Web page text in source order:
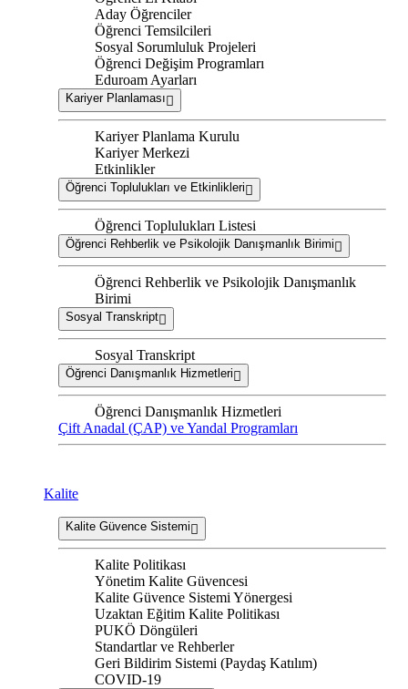
Aday Öğrenciler
Öğrenci Temsilcileri
Sosyal Sorumluluk Projeleri
Öğrenci Değişim Programları
Eduroam Ayarları
Kariyer Planlaması
Kariyer Planlama Kurulu
Kariyer Merkezi
Etkinlikler
Öğrenci Toplulukları ve Etkinlikleri
Öğrenci Toplulukları Listesi
Öğrenci Rehberlik ve Psikolojik Danışmanlık Birimi
Öğrenci Rehberlik ve Psikolojik Danışmanlık
Birimi
Sosyal Transkript
Sosyal Transkript
Öğrenci Danışmanlık Hizmetleri
Öğrenci Danışmanlık Hizmetleri
Çift Anadal (ÇAP) ve Yandal Programları
Kalite
Kalite Güvence Sistemi
Kalite Politikası
Yönetim Kalite Güvencesi
Kalite Güvence Sistemi Yönergesi
Uzaktan Eğitim Kalite Politikası
PUKÖ Döngüleri
Standartlar ve Rehberler
Geri Bildirim Sistemi (Paydaş Katılım)
COVID-19